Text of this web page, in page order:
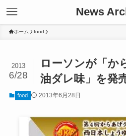
News
ホーム food
ローソンが「か
油ダレ味」を発
2013
6/28
food 2013年6月28日